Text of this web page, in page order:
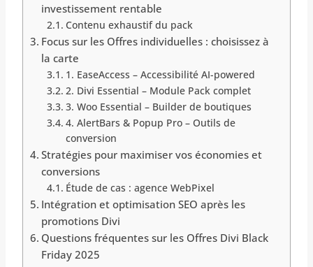
investissement rentable
Contenu exhaustif du pack
Focus sur les Offres individuelles : choisissez à
la carte
1. EaseAccess – Accessibilité AI-powered
2. Divi Essential – Module Pack complet
3. Woo Essential – Builder de boutiques
4. AlertBars & Popup Pro – Outils de
conversion
Stratégies pour maximiser vos économies et
conversions
Étude de cas : agence WebPixel
Intégration et optimisation SEO après les
promotions Divi
Questions fréquentes sur les Offres Divi Black
Friday 2025